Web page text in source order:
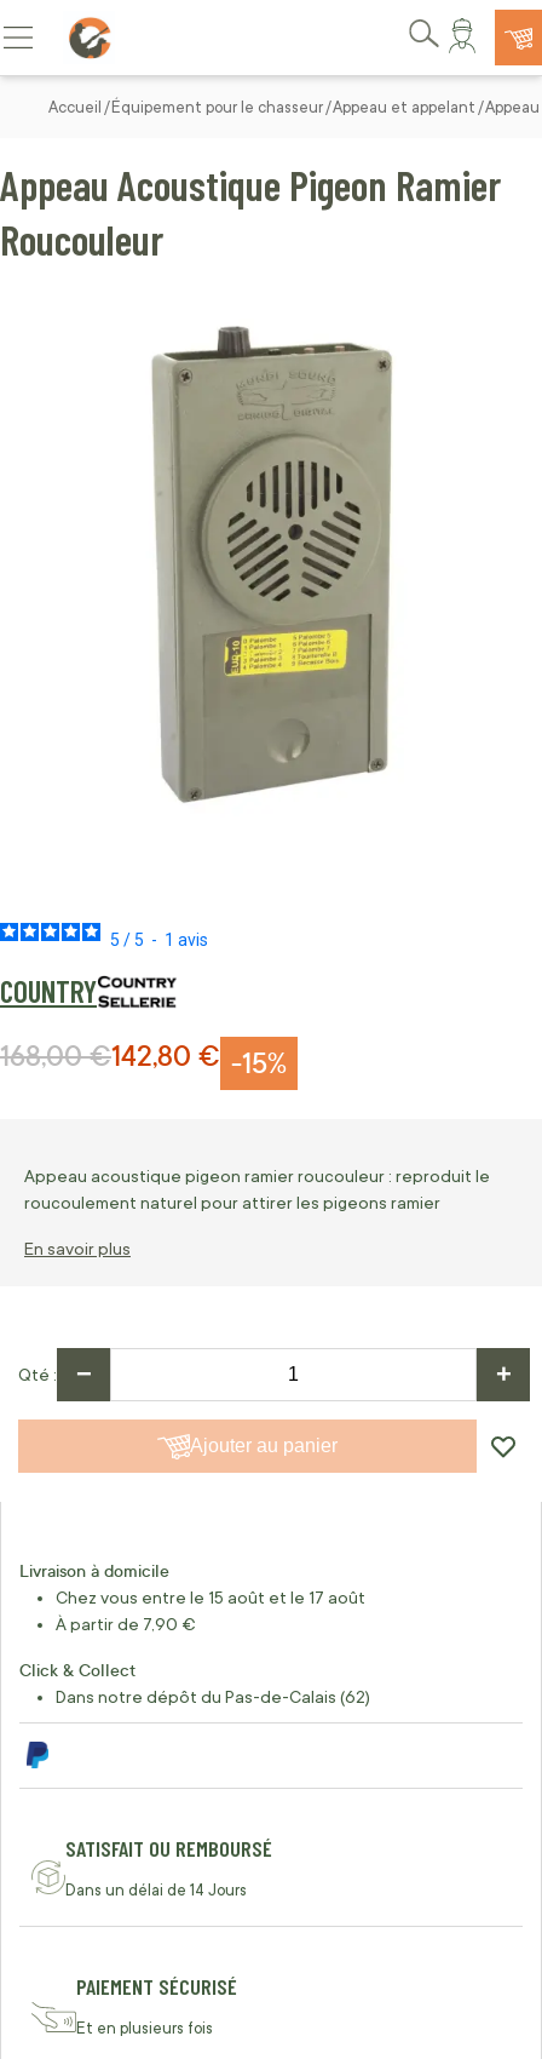
Allez au contenu
Basculer la navigation
Rechercher
Accueil Équipement pour le chasseur Appeau et appelant
5 /5 - 1 avis
COUNTRY
Appeau Acoustique Pigeon Ramier
Roucouleur
-15%
Prix Spécial
142,80 €
Prix normal
168,00 €
Appeau acoustique pigeon ramier roucouleur : reproduit le
roucoulement naturel pour attirer les pigeons ramier
En savoir plus
Qté − +
Ajouter au panier
Livraison à domicile
Chez vous entre le 15 août et le 17 août
À partir de 7,90 €
Click & Collect
Dans notre dépôt du Pas-de-Calais (62)
SATISFAIT OU REMBOURSÉ
Dans un délai de 14 Jours
PAIEMENT SÉCURISÉ
Et en plusieurs fois